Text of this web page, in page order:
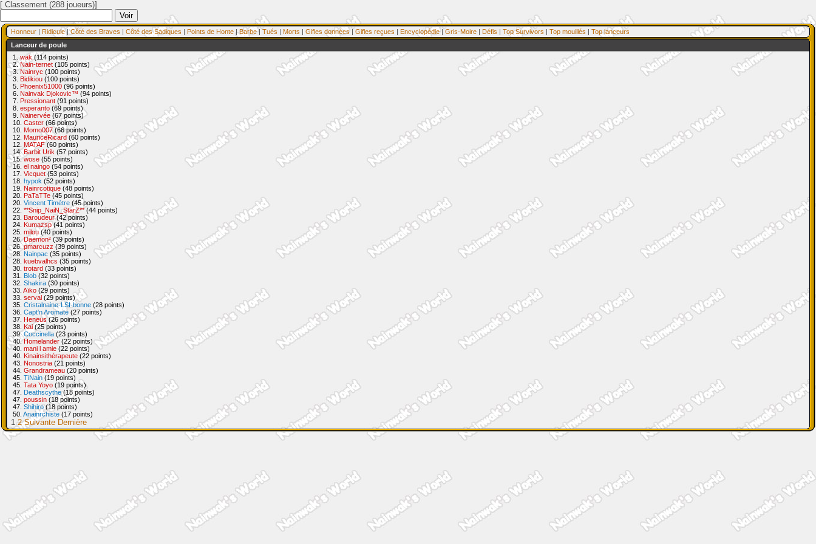
[ Classement (288 joueurs)]
Honneur | Ridicule|Côté des Braves | Côté des Sadiques | Points de Honte |Barbe| Tués | Morts | Gifles données | Gifles reçues | Encyclopédie| Gris-Moire | Défis | Top Survivors | Top mouillés | Top lanceurs
Lanceur de poule
1. wak (114 points)
2.Nain-ternet (105 points)
3. Nainryc (100 points)
3. Bidikiou (100 points)
5. Phoenix51000 (96 points)
6. Nainvak Djokovic™ (94 points)
7. Pressionant (91 points)
8. esperanto (69 points)
9. Nainervée (67 points)
10. Caster (66 points)
10. Momo007(66 points)
12. MauriceRicard (60 points)
12. MATAF (60 points)
14.Barbit Urik (57 points)
15.wose (55 points)
16. el naingo (54 points)
17. Vicquet (53 points)
18. hypok (52 points)
19. Nainrcotique (48 points)
20. PaTaTTe (45 points)
20. Vincent Timètre (45 points)
22. **Snip_NaiN_StarZ** (44 points)
23. Baroudeur(42 points)
24. Kumazsp(41 points)
25. milou(40 points)
26.Daemon² (39 points)
26.pmarcuzz (39 points)
28. Nainpac (35 points)
28. kuebvalhcs (35 points)
30. trotard (33 points)
31. Blob (32 points)
32. Shakira (30 points)
33. Aïko (29 points)
33. serval (29 points)
35. Cristalnaine-LSI-bonne (28 points)
36. Capt'n Aromate (27 points)
37. Heneus(26 points)
38. Kai(25 points)
39.Coccinella (23 points)
40.Homelander (22 points)
40. mani l amie (22 points)
40. Kinainsithérapeute (22 points)
43. Nonostria (21 points)
44. Grandrameau (20 points)
45. TiNain (19 points)
45. Tata Yoyo (19 points)
47. Deathscythe(18 points)
47. poussin (18 points)
47. Shihiro(18 points)
50. Anainrchiste (17 points)
1 2 Suivante Dernière